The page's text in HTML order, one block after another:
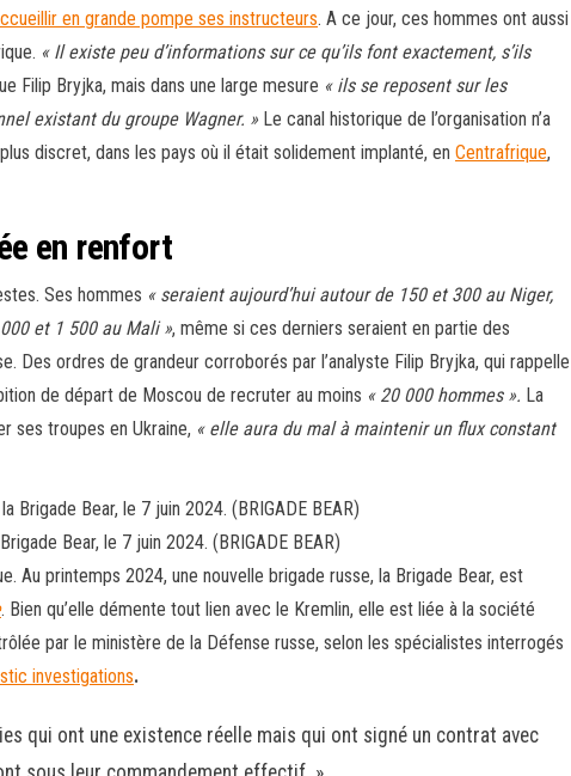
en grande pompe ses instructeurs. A ce jour, ces hommes ont aussi
« Il existe peu d’informations sur ce qu’ils font exactement, s’ils
Filip Bryjka, mais dans une large mesure « ils se reposent sur les
existant du groupe Wagner. » Le canal historique de l’organisation n’a
discret, dans les pays où il était solidement implanté, en Centrafrique,
en renfort
Ses hommes « seraient aujourd’hui autour de 150 et 300 au Niger,
000 et 1 500 au Mali », même si ces derniers seraient en partie des
Des ordres de grandeur corroborés par l’analyste Filip Bryjka, qui rappelle
de départ de Moscou de recruter au moins « 20 000 hommes ». La
ses troupes en Ukraine, « elle aura du mal à maintenir un flux constant
Bear, le 7 juin 2024. (BRIGADE BEAR)
Au printemps 2024, une nouvelle brigade russe, la Brigade Bear, est
. Bien qu’elle démente tout lien avec le Kremlin, elle est liée à la société
par le ministère de la Défense russe, selon les spécialistes interrogés
investigations.
qui ont une existence réelle mais qui ont signé un contrat avec